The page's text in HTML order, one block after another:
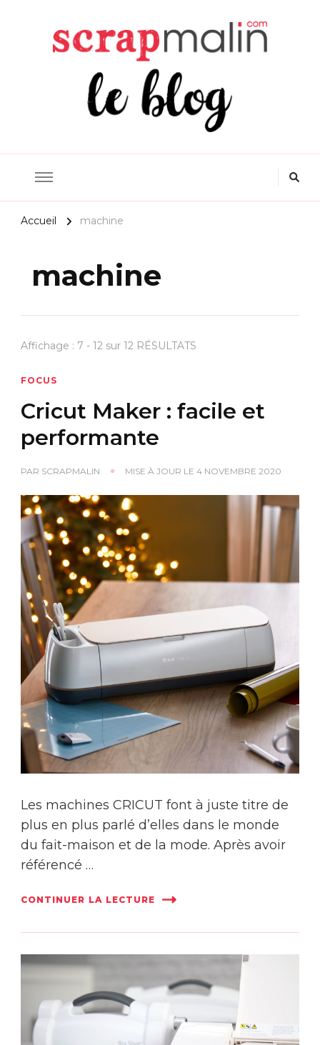
Le Blog Loisirs Créatifs
Accueil machine
machine
Affichage : 7 - 12 sur 12 RÉSULTATS
FOCUS
Cricut Maker : facile et
performante
PAR SCRAPMALIN MISE À JOUR LE 4 NOVEMBRE 2020
Les machines CRICUT font à juste titre de
plus en plus parlé d’elles dans le monde
du fait-maison et de la mode. Après avoir
référencé …
CONTINUER LA LECTURE